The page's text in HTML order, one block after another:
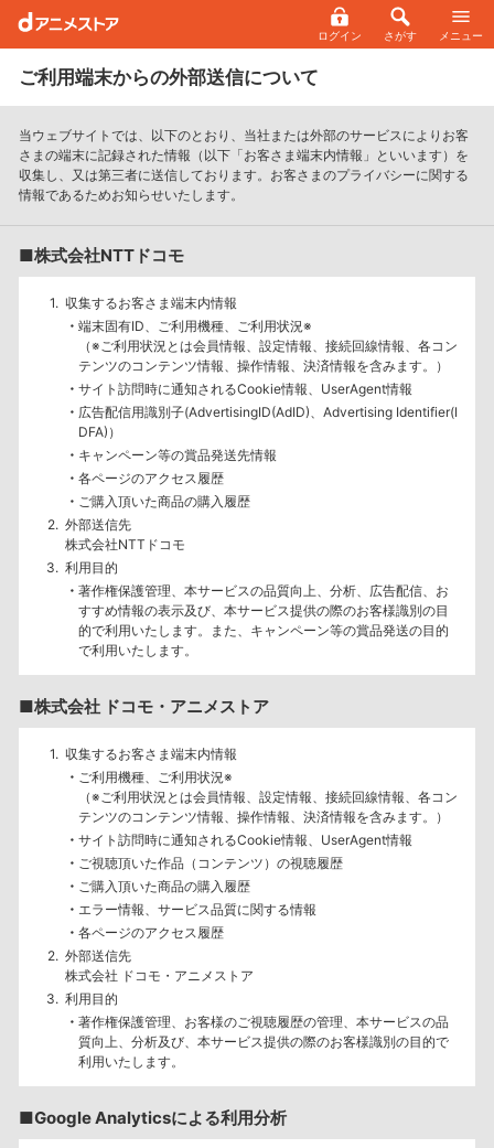
ログイン さがす メニュー
ご利用端末からの外部送信について
当ウェブサイトでは、以下のとおり、当社または外部のサービスによりお客
さまの端末に記録された情報（以下「お客さま端末内情報」といいます）を
収集し、又は第三者に送信しております。お客さまのプライバシーに関する
情報であるためお知らせいたします。
■株式会社NTTドコモ
収集するお客さま端末内情報
端末固有ID、ご利用機種、ご利用状況※
（※ご利用状況とは会員情報、設定情報、接続回線情報、各コン
テンツのコンテンツ情報、操作情報、決済情報を含みます。）
サイト訪問時に通知されるCookie情報、UserAgent情報
広告配信用識別子(AdvertisingID(AdID)、Advertising Identifier(I
DFA)）
キャンペーン等の賞品発送先情報
各ページのアクセス履歴
ご購入頂いた商品の購入履歴
外部送信先
株式会社NTTドコモ
利用目的
著作権保護管理、本サービスの品質向上、分析、広告配信、お
すすめ情報の表示及び、本サービス提供の際のお客様識別の目
的で利用いたします。また、キャンペーン等の賞品発送の目的
で利用いたします。
■株式会社 ドコモ・アニメストア
収集するお客さま端末内情報
ご利用機種、ご利用状況※
（※ご利用状況とは会員情報、設定情報、接続回線情報、各コン
テンツのコンテンツ情報、操作情報、決済情報を含みます。）
サイト訪問時に通知されるCookie情報、UserAgent情報
ご視聴頂いた作品（コンテンツ）の視聴履歴
ご購入頂いた商品の購入履歴
エラー情報、サービス品質に関する情報
各ページのアクセス履歴
外部送信先
株式会社 ドコモ・アニメストア
利用目的
著作権保護管理、お客様のご視聴履歴の管理、本サービスの品
質向上、分析及び、本サービス提供の際のお客様識別の目的で
利用いたします。
■Google Analyticsによる利用分析